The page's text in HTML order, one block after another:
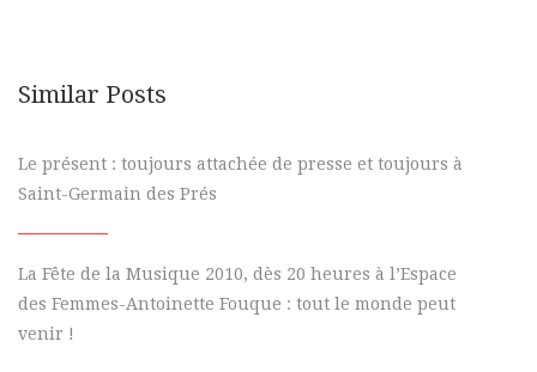
Similar Posts
Le présent : toujours attachée de presse et toujours à
Saint-Germain des Prés
La Fête de la Musique 2010, dès 20 heures à l’Espace
des Femmes-Antoinette Fouque : tout le monde peut
venir !